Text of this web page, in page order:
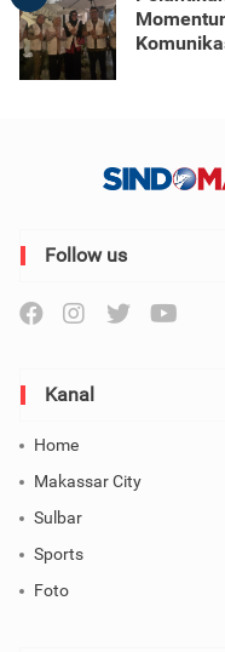
Follow us
Kanal
Home
Makassar City
Sulbar
Sports
Foto